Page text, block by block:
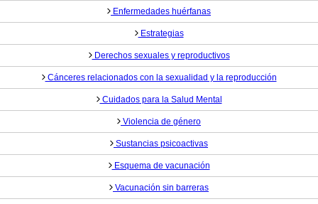
Enfermedades huérfanas
Estrategias
Derechos sexuales y reproductivos
Cánceres relacionados con la sexualidad y la reproducción
Cuidados para la Salud Mental
Violencia de género
Sustancias psicoactivas
Esquema de vacunación
Vacunación sin barreras